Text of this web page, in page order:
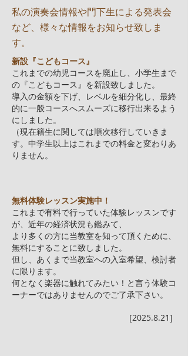
私の演奏会情報や門下生による発表会
など、様々な情報をお知らせ致しま
す。
新設『こどもコース』
これまでの幼児コースを廃止し、小学生まで
の『こどもコース』を新設致しました。
導入の金額を下げ、レベルを細分化し、最終
的に一般コースへスムーズに移行出来るよう
にしました。
（現在籍生に関しては順次移行していきま
す。中学生以上はこれまでの料金と変わりあ
りません。
無料体験レッスン実施中！
これまで有料で行っていた体験レッスンです
が、近年の経済状況も鑑みて、
より多くの方に当教室を知って頂くために、
無料にすることに致しました。
但し、あくまで当教室への入室希望、検討者
に限ります。
何となく楽器に触れてみたい！と言う体験コ
ーナーではありませんのでご了承下さい。
[2025.8.21]